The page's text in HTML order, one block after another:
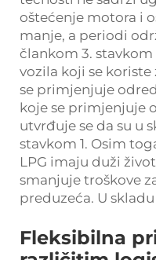
oštećenje motora i
manje, a periodi
člankom 3. stavkom
vozila koji se koriste
se primjenjuje
koje se primjenjuje
utvrđuje se da su u
stavkom 1. Osim
LPG imaju duži
smanjuje troškove
preduzeća. U
Fleksibilna